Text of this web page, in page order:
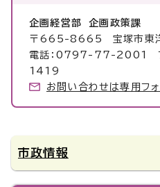
企画経営部 企画政策課
〒665-8665 宝塚市東
電話：0797-77-2001
1419
お問い合わせは専用フ
市政情報